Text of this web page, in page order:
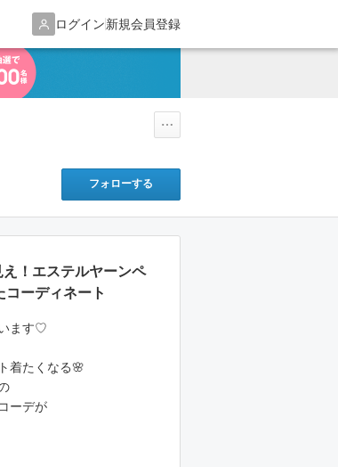
ログイン新規会員登録
フォローする
！エステルヤーンペ
コーディネート
ます♡
着たくなる🌸
ーデが